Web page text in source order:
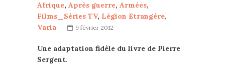
Afrique, Après guerre, Armées,
Films_Séries TV, Légion Etrangère,
Varia
9 février 2012
Une adaptation fidèle du livre de Pierre
Sergent.